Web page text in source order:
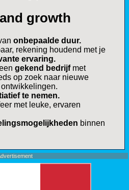
growth
onbepaalde duur.
rekening houdend met je
ervaring.
gekend bedrijf met
op zoek naar nieuwe
te nemen.
met leuke, ervaren
binnen